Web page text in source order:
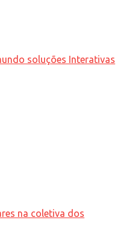
soluções Interativas